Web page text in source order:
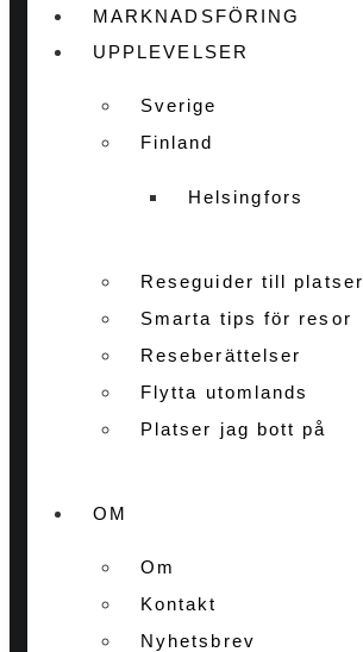
MARKNADSFÖRING
UPPLEVELSER
Sverige
Finland
Helsingfors
Reseguider till platser
Smarta tips för resor
Reseberättelser
Flytta utomlands
Platser jag bott på
OM
Om
Kontakt
Nyhetsbrev